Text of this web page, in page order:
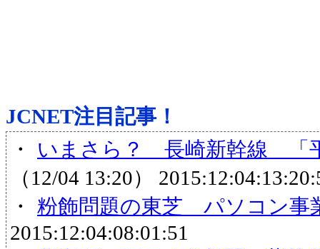
JCNET注目記事！
・
いまさら？ 長崎新幹線 「
（12/04 13:20）
・ 粉飾問題の東芝 パソコン事
2015:12:04:08:01:51